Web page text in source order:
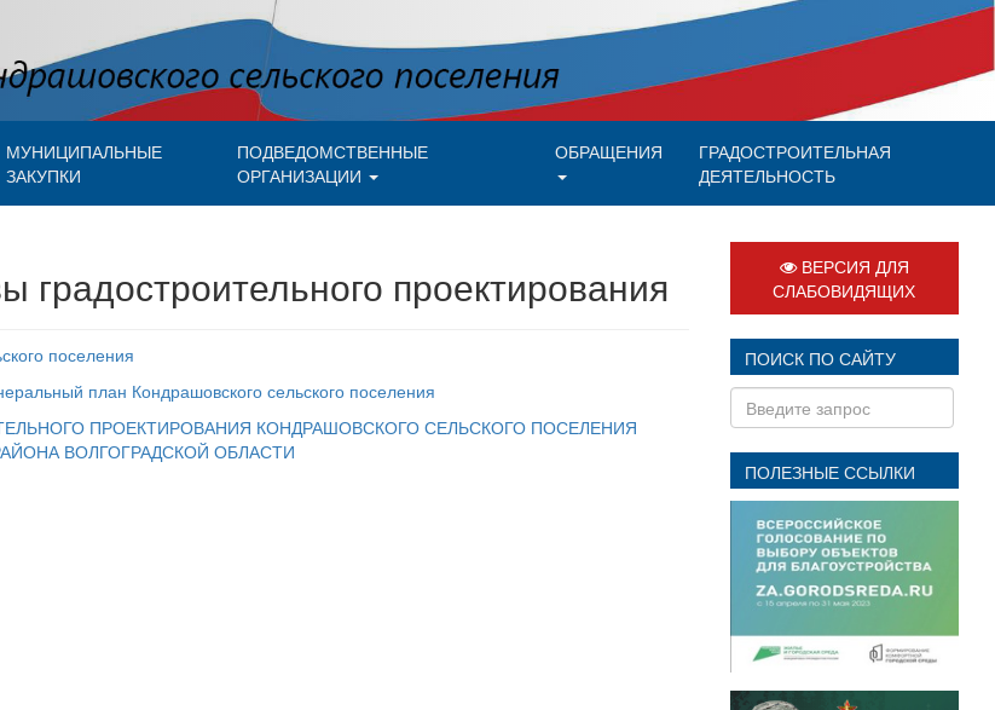
МУНИЦИПАЛЬНЫЕ
ЗАКУПКИ
ПОДВЕДОМСТВЕННЫЕ
ОРГАНИЗАЦИИ
ОБРАЩЕНИЯ
ГРАДОСТРОИТЕЛЬНАЯ
ДЕЯТЕЛЬНОСТЬ
градостроительного проектирования
поселения
план Кондрашовского сельского поселения
ПРОЕКТИРОВАНИЯ КОНДРАШОВСКОГО СЕЛЬСКОГО ПОСЕЛЕНИЯ
ВОЛГОГРАДСКОЙ ОБЛАСТИ
ВЕРСИЯ ДЛЯ
СЛАБОВИДЯЩИХ
ПОИСК ПО САЙТУ
ПОЛЕЗНЫЕ ССЫЛКИ